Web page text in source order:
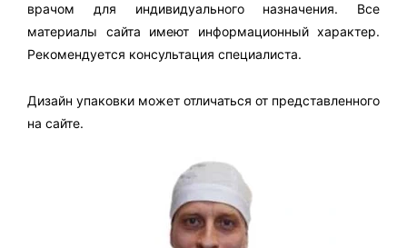
врачом для индивидуального назначения. Все
материалы сайта имеют информационный характер.
Рекомендуется консультация специалиста.
Дизайн упаковки может отличаться от представленного
на сайте.